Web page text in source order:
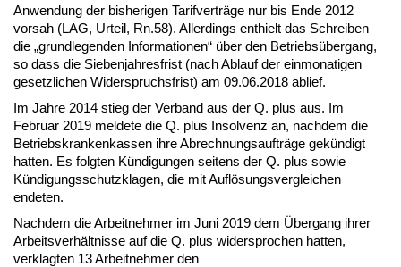
Anwendung der bisherigen Tarifverträge nur bis Ende 2012
vorsah (LAG, Urteil, Rn.58). Allerdings enthielt das Schreiben
die „grundlegenden Informationen“ über den Betriebsübergang,
so dass die Siebenjahresfrist (nach Ablauf der einmonatigen
gesetzlichen Widerspruchsfrist) am 09.06.2018 ablief.
Im Jahre 2014 stieg der Verband aus der Q. plus aus. Im
Februar 2019 meldete die Q. plus Insolvenz an, nachdem die
Betriebskrankenkassen ihre Abrechnungsaufträge gekündigt
hatten. Es folgten Kündigungen seitens der Q. plus sowie
Kündigungsschutzklagen, die mit Auflösungsvergleichen
endeten.
Nachdem die Arbeitnehmer im Juni 2019 dem Übergang ihrer
Arbeitsverhältnisse auf die Q. plus widersprochen hatten,
verklagten 13 Arbeitnehmer den